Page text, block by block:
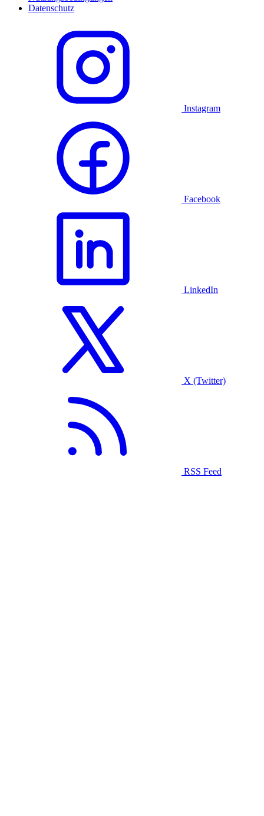
Datenschutz
Instagram
Facebook
LinkedIn
X (Twitter)
RSS Feed